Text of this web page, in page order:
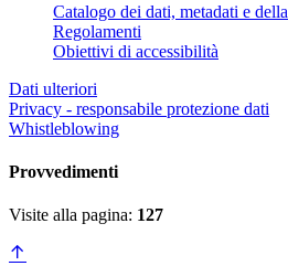
Catalogo dei dati, metadati e
Regolamenti
Obiettivi di accessibilità
Dati ulteriori
Privacy - responsabile protezione dati
Whistleblowing
Provvedimenti
Visite alla pagina: 127